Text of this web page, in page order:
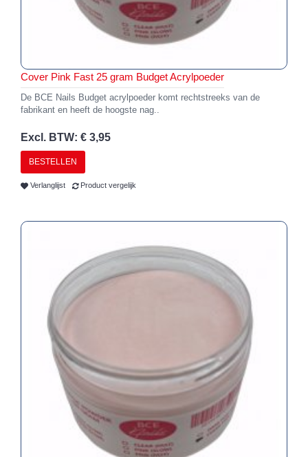
Cover Pink Fast 25 gram Budget Acrylpoeder
De BCE Nails Budget acrylpoeder komt rechtstreeks van de
fabrikant en heeft de hoogste nag..
Excl. BTW: € 3,95
BESTELLEN
Verlanglijst Product vergelijk